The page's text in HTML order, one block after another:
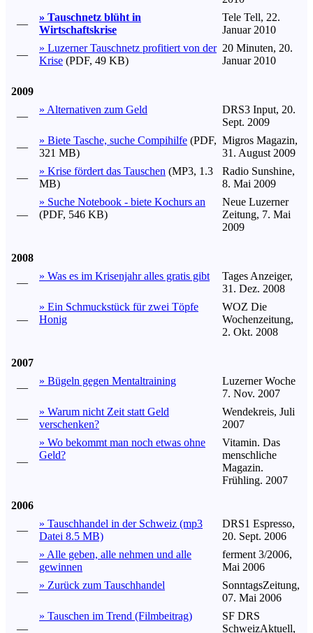
—
» Tauschnetz blüht in
Wirtschaftskrise
Tele Tell, 22.
Januar 2010
—
» Luzerner Tauschnetz profitiert von der
Krise (PDF, 49 KB)
20 Minuten, 20.
Januar 2010
2009
—
» Alternativen zum Geld
DRS3 Input, 20.
Sept. 2009
—
» Biete Tasche, suche Compihilfe (PDF,
321 MB)
Migros Magazin,
31. August 2009
—
» Krise fördert das Tauschen (MP3, 1.3
MB)
Radio Sunshine,
8. Mai 2009
—
» Suche Notebook - biete Kochurs an
(PDF, 546 KB)
Neue Luzerner
Zeitung, 7. Mai
2009
2008
—
» Was es im Krisenjahr alles gratis gibt
Tages Anzeiger,
31. Dez. 2008
—
» Ein Schmuckstück für zwei Töpfe
Honig
WOZ Die
Wochenzeitung,
2. Okt. 2008
2007
—
» Bügeln gegen Mentaltraining
Luzerner Woche
7. Nov. 2007
—
» Warum nicht Zeit statt Geld
verschenken?
Wendekreis, Juli
2007
—
» Wo bekommt man noch etwas ohne
Geld?
Vitamin. Das
menschliche
Magazin.
Frühling. 2007
2006
—
» Tauschhandel in der Schweiz (mp3
Datei 8.5 MB)
DRS1 Espresso,
20. Sept. 2006
—
» Alle geben, alle nehmen und alle
gewinnen
ferment 3/2006,
Mai 2006
—
» Zurück zum Tauschhandel
SonntagsZeitung,
07. Mai 2006
—
» Tauschen im Trend (Filmbeitrag)
SF DRS
SchweizAktuell,